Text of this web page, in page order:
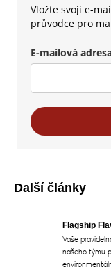
Vložte svoji e-
průvodce pro
E-mailová
Další články
Flagship
Vaše
našeho týmu